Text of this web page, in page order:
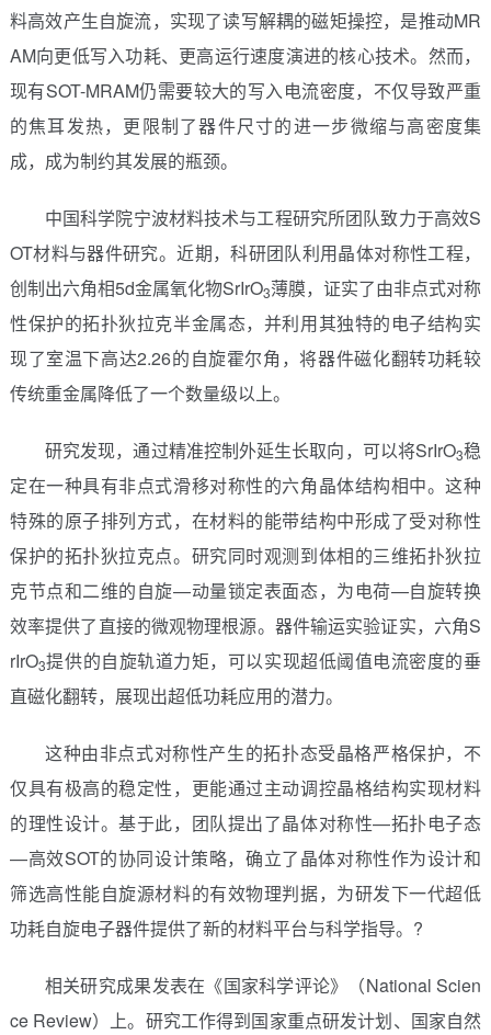
料高效产生自旋流，实现了读写解耦的磁矩操控，是推动MR
AM向更低写入功耗、更高运行速度演进的核心技术。然而，
现有SOT-MRAM仍需要较大的写入电流密度，不仅导致严重
的焦耳发热，更限制了器件尺寸的进一步微缩与高密度集
成，成为制约其发展的瓶颈。
中国科学院宁波材料技术与工程研究所团队致力于高效S
OT材料与器件研究。近期，科研团队利用晶体对称性工程，
创制出六角相5d金属氧化物SrIrO3薄膜，证实了由非点式对称
性保护的拓扑狄拉克半金属态，并利用其独特的电子结构实
现了室温下高达2.26的自旋霍尔角，将器件磁化翻转功耗较
传统重金属降低了一个数量级以上。
研究发现，通过精准控制外延生长取向，可以将SrIrO3稳
定在一种具有非点式滑移对称性的六角晶体结构相中。这种
特殊的原子排列方式，在材料的能带结构中形成了受对称性
保护的拓扑狄拉克点。研究同时观测到体相的三维拓扑狄拉
克节点和二维的自旋—动量锁定表面态，为电荷—自旋转换
效率提供了直接的微观物理根源。器件输运实验证实，六角S
rIrO3提供的自旋轨道力矩，可以实现超低阈值电流密度的垂
直磁化翻转，展现出超低功耗应用的潜力。
这种由非点式对称性产生的拓扑态受晶格严格保护，不
仅具有极高的稳定性，更能通过主动调控晶格结构实现材料
的理性设计。基于此，团队提出了晶体对称性—拓扑电子态
—高效SOT的协同设计策略，确立了晶体对称性作为设计和
筛选高性能自旋源材料的有效物理判据，为研发下一代超低
功耗自旋电子器件提供了新的材料平台与科学指导。?
相关研究成果发表在《国家科学评论》（National Scien
ce Review）上。研究工作得到国家重点研发计划、国家自然